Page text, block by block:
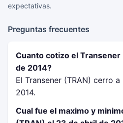
expectativas.
Preguntas frecuentes
Cuanto cotizo el
de 2014?
El Transener (TRAN) cerro
2014.
Cual fue el maximo y